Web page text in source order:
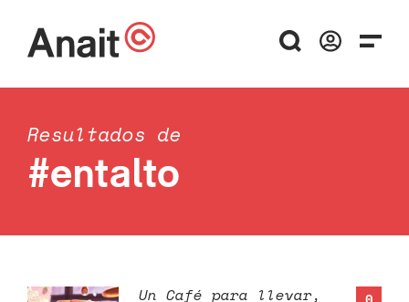
Resultados de
#entalto
Un Café para llevar,